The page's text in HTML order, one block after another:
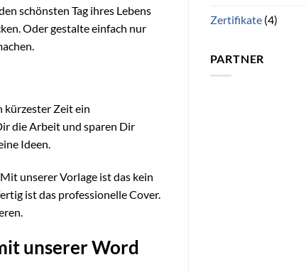
schönsten Tag ihres Lebens
Oder gestalte einfach nur
kürzester Zeit ein
die Arbeit und sparen Dir
Ideen.
unserer Vorlage ist das kein
ist das professionelle Cover.
unserer Word
Zertifikate(4)
PARTNER